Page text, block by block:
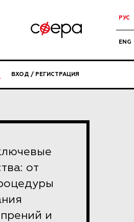
РУС
ENG
ВХОД / РЕГИСТРАЦИЯ
от
и